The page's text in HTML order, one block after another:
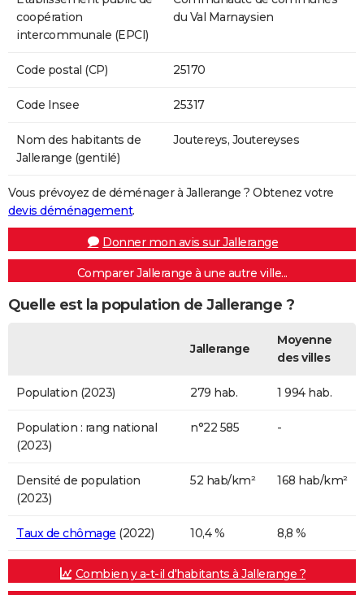
coopération
intercommunale (EPCI)
du Val Marnaysien
Code postal (CP) 25170
Code Insee 25317
Nom des habitants de
Jallerange (gentilé)
Joutereys, Joutereyses
Vous prévoyez de déménager à Jallerange ? Obtenez votre
devis déménagement.
Donner mon avis sur Jallerange
Comparer Jallerange à une autre ville...
Quelle est la population de Jallerange ?
Jallerange
Moyenne
des villes
Population (2023) 279 hab. 1 994 hab.
Population : rang national
(2023)
n°22 585 -
Densité de population
(2023)
52 hab/km² 168 hab/km²
Taux de chômage (2022) 10,4 % 8,8 %
Combien y a-t-il d'habitants à Jallerange ?